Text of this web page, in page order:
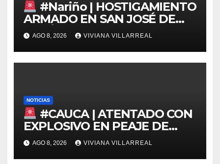
#Nariño | HOSTIGAMIENTO
ARMADO EN SAN JOSÉ DE
ALBÁN
AGO 8, 2026 VIVIANA VILLARREAL
NOTICIAS
#CAUCA | ATENTADO CON
EXPLOSIVO EN PEAJE DE
MONDOMO
AGO 8, 2026 VIVIANA VILLARREAL